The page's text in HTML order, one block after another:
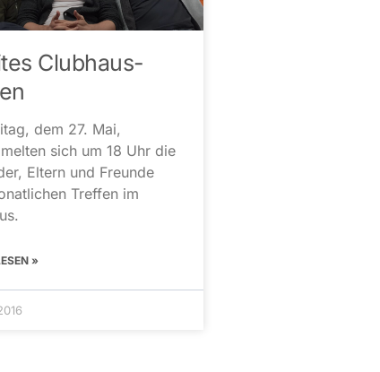
Clubhaus-
dem 27. Mai,
sich um 18 Uhr die
Eltern und Freunde
Treffen im
»